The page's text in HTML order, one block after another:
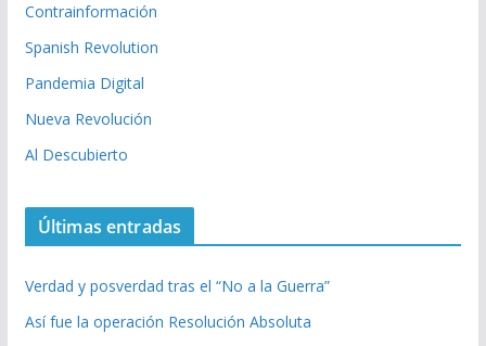
Contrainformación
Spanish Revolution
Pandemia Digital
Nueva Revolución
Al Descubierto
Últimas entradas
Verdad y posverdad tras el “No a la Guerra”
Así fue la operación Resolución Absoluta